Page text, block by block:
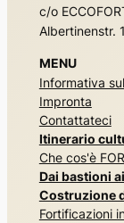
c/o
Albertinenstr.
MENU
Informativa
Impronta
Contattateci
Itinerario
Che cos'è
Dai bastioni
Costruzione
Fortificazioni